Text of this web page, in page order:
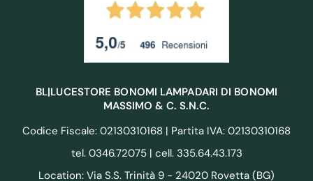
BL|LUCESTORE BONOMI LAMPADARI DI BONOMI
MASSIMO & C. S.N.C.
Codice Fiscale: 02130310168 | Partita IVA: 02130310168
tel. 0346.72075 | cell. 335.64.43.173
Location: Via S.S. Trinità 9 - 24020 Rovetta (BG)